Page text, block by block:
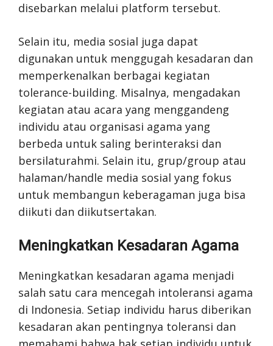
disebarkan melalui platform tersebut.
Selain itu, media sosial juga dapat
digunakan untuk menggugah kesadaran dan
memperkenalkan berbagai kegiatan
tolerance-building. Misalnya, mengadakan
kegiatan atau acara yang menggandeng
individu atau organisasi agama yang
berbeda untuk saling berinteraksi dan
bersilaturahmi. Selain itu, grup/group atau
halaman/handle media sosial yang fokus
untuk membangun keberagaman juga bisa
diikuti dan diikutsertakan.
Meningkatkan Kesadaran Agama
Meningkatkan kesadaran agama menjadi
salah satu cara mencegah intoleransi agama
di Indonesia. Setiap individu harus diberikan
kesadaran akan pentingnya toleransi dan